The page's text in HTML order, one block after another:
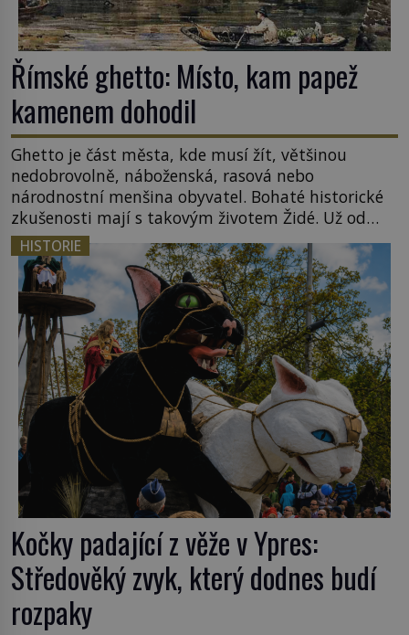
Římské ghetto: Místo, kam papež
kamenem dohodil
Ghetto je část města, kde musí žít, většinou
nedobrovolně, náboženská, rasová nebo
národnostní menšina obyvatel. Bohaté historické
zkušenosti mají s takovým životem Židé. Už od
středověku jsou totiž v každou chvíli nuceni v
nějakém žít. Mezi ty nejslavnější patří i římské
ghetto založené v roce 1555. Pokud jde o vztah
k Židům, nemá se Řím čím chlubit. […]
HISTORIE
Kočky padající z věže v Ypres:
Středověký zvyk, který dodnes budí
rozpaky